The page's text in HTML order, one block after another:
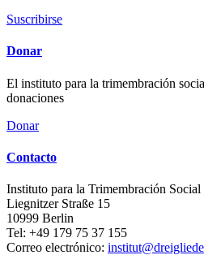
Suscribirse
Donar
El instituto para la trimembración
donaciones
Donar
Contacto
Instituto para la Trimembración Social
Liegnitzer Straße 15
10999 Berlin
Tel: +49 179 75 37 155
Correo electrónico: